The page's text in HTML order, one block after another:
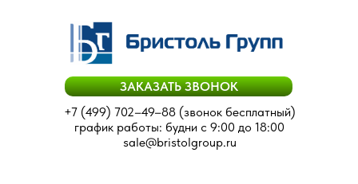
+7 (499) 702–49–88(звонок бесплатный)
график работы: будни с 9:00 до 18:00
sale@bristolgroup.ru
ЗАКАЗАТЬ ЗВОНОК